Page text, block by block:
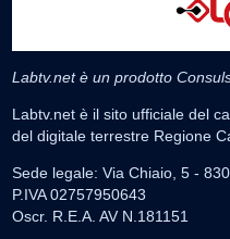
Labtv.net è un prodotto
Labtv.net è il sito ufficiale del
del digitale terrestre Regione
Sede legale: Via Chiaio, 5 -
P.IVA 02757950643
Oscr. R.E.A. AV N.181151